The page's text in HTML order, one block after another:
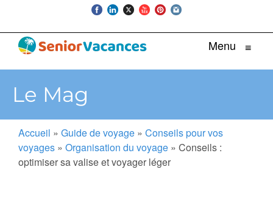
Menu ≡
Le Mag
Accueil » Guide de voyage » Conseils pour vos
voyages » Organisation du voyage » Conseils :
optimiser sa valise et voyager léger